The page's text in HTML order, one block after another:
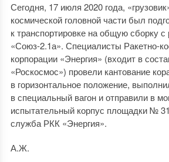
Сегодня, 17 июля 2020 года,
космической головной части был
к транспортировке на общую сборку с
«Союз-2.1а». Специалисты Ракетно-
корпорации «Энергия» (входит в
«Роскосмос») провели кантование
в горизонтальное положение,
в специальный вагон и отправили в
испытательный корпус площадки №
служба РКК «Энергия».
А.Ж.